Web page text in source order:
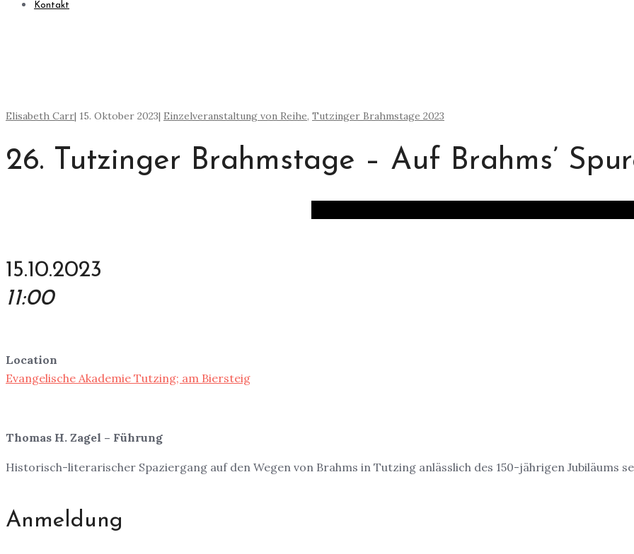
Kontakt
Elisabeth Carr| 15. Oktober 2023| Einzelveranstaltung von Reihe, Tutzinger Brahmstage 2023
26. Tutzinger Brahmstage – Auf Brahms’
15.10.2023
11:00
Location
Evangelische Akademie Tutzing; am Biersteig
Thomas H. Zagel – Führung
Historisch-literarischer Spaziergang auf den Wegen von Brahms in Tutzing anlässlich des 150-jährigen Jubiläums
Anmeldung